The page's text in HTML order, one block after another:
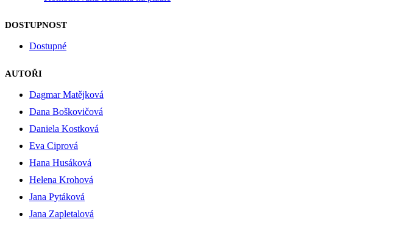
DOSTUPNOST
Dostupné
AUTOŘI
Dagmar Matějková
Dana Boškovičová
Daniela Kostková
Eva Ciprová
Hana Husáková
Helena Krohová
Jana Pytáková
Jana Zapletalová